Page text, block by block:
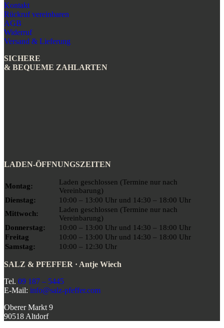
Kontakt
Rückruf vereinbaren
AGB
Widerruf
Versand & Lieferung
SICHERE
& BEQUEME ZAHLARTEN
LADEN-ÖFFNUNGSZEITEN
Montag:
Laden geschlossen (Termine nur nach
Vereinbarung)
Dienstag:
10:00 – 13:00 Uhr und 14:30 – 18:00 Uhr
Mittwoch:
Laden geschlossen (Termine nur nach
Vereinbarung)
Donnerstag:
10:00 – 13:00 Uhr und 14:30 – 18:00 Uhr
Freitag
10:00 – 13:00 Uhr und 14:30 – 18:00 Uhr
Samstag:
10:00 – 12:30 Uhr
SALZ & PFEFFER · Antje Wiech
Tel. 09 187 – 5445
E-Mail: info@salz-pfeffer.com
Oberer Markt 9
90518 Altdorf